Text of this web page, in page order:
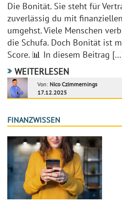
Die Bonität. Sie steht für
zuverlässig du mit
umgehst. Viele Menschen
die Schufa. Doch Bonität ist
Score. 📊 In diesem Beitrag
WEITERLESEN
Von: Nico Czimmernings
17.12.2025
FINANZWISSEN